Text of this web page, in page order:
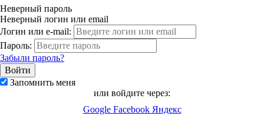
Неверный пароль
Неверный логин или email
Логин или e-mail:
Пароль:
Забыли пароль?
Запомнить меня
или войдите через:
Google Facebook Яндекс